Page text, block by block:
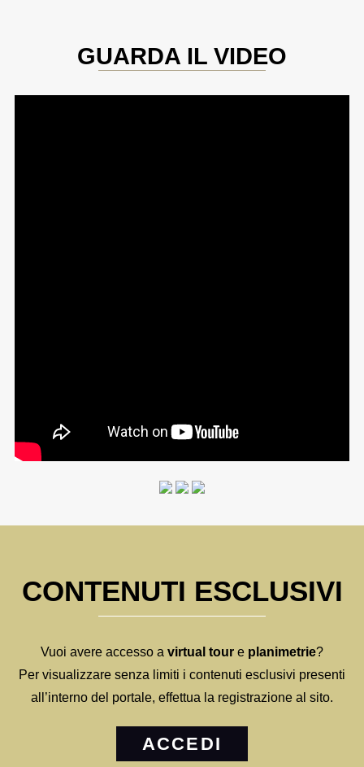
GUARDA IL VIDEO
CONTENUTI ESCLUSIVI
Vuoi avere accesso a virtual tour e planimetrie?
Per visualizzare senza limiti i contenuti esclusivi presenti
all’interno del portale, effettua la registrazione al sito.
ACCEDI